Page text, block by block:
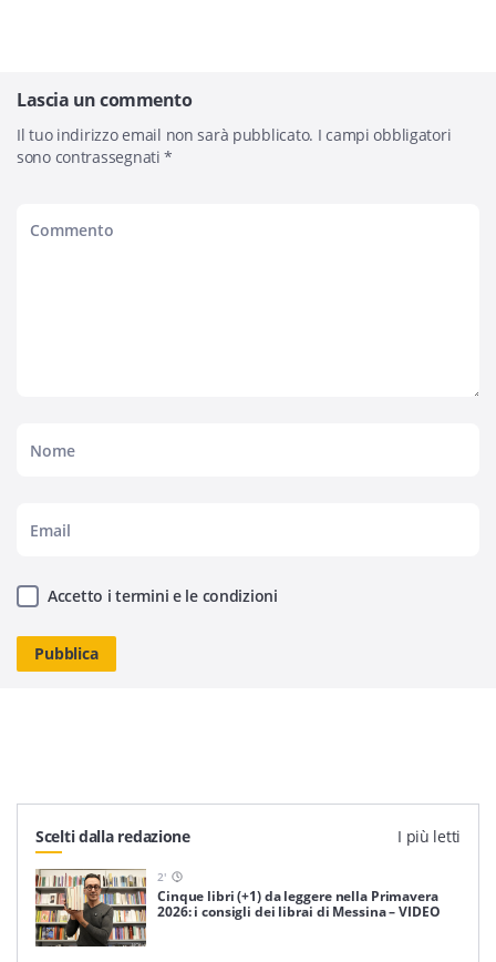
Lascia un commento
Il tuo indirizzo email non sarà pubblicato. I campi obbligatori
sono contrassegnati*
Accetto i termini e le condizioni
Scelti dalla redazione I più letti
2'
Cinque libri (+1) da leggere nella Primavera
2026: i consigli dei librai di Messina – VIDEO